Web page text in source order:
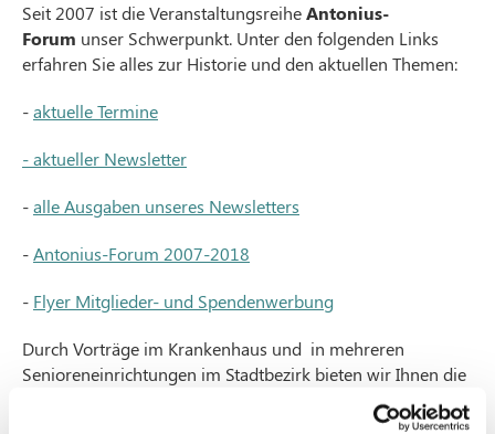
Seit 2007 ist die VeranstaltungsreiheAntonius-
Forum unser Schwerpunkt. Unter den folgenden Links
erfahren Sie alles zur Historie und den aktuellen Themen:
-aktuelle Termine
- aktueller Newsletter
-alle Ausgaben unseres Newsletters
-Antonius-Forum 2007-2018
- Flyer Mitglieder- und Spendenwerbung
Durch Vorträge im Krankenhaus und in mehreren
Senioreneinrichtungen im Stadtbezirk bieten wir Ihnen die
Möglichkeit, sich über Krankheitsursachen, Vorbeugung,
Diagnoseverfahren, medikamentöse oder operative